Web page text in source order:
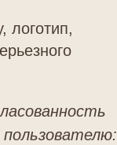
логотип,